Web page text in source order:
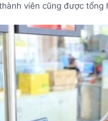
viên cũng được